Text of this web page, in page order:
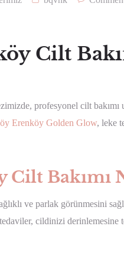
Cilt
profesyonel cilt
Erenköy Golden Glow, leke
Cilt Bakımı
ve parlak görünmesini
cildinizi derinlemesine